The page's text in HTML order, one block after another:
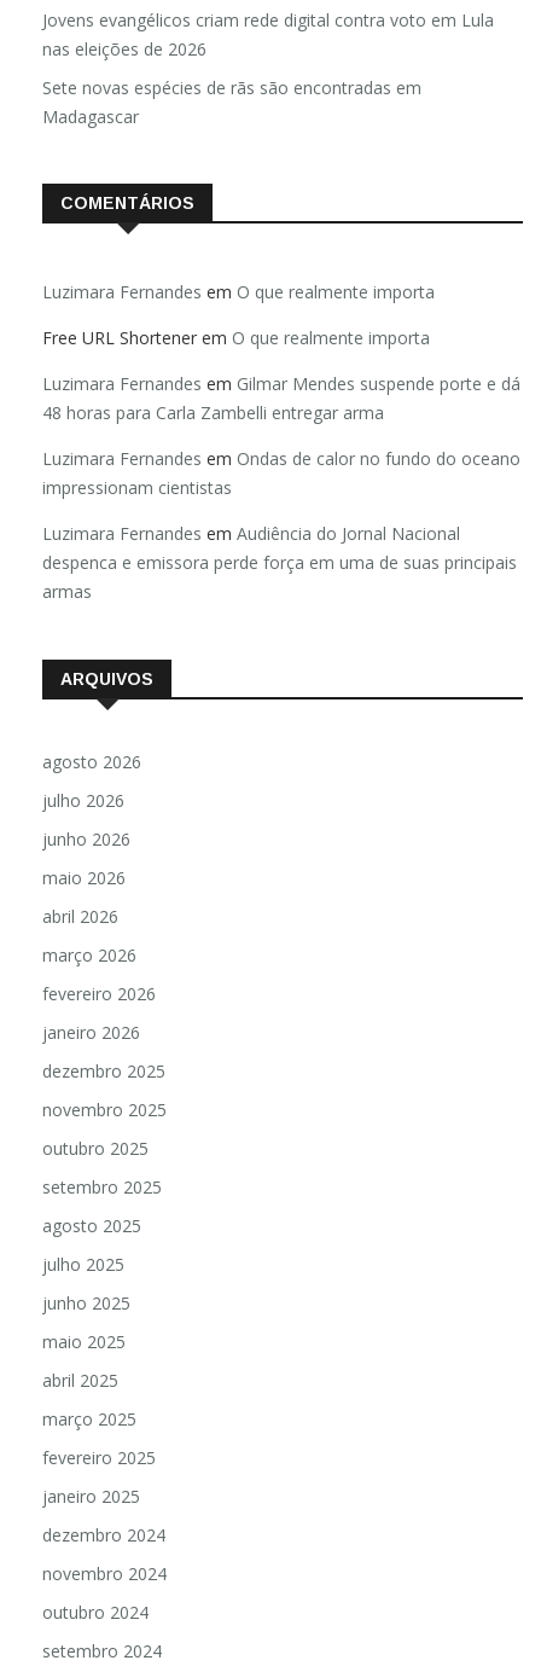
Jovens evangélicos criam rede digital contra voto em Lula
nas eleições de 2026
Sete novas espécies de rãs são encontradas em
Madagascar
COMENTÁRIOS
Luzimara Fernandes em O que realmente importa
Free URL Shortener em O que realmente importa
Luzimara Fernandes em Gilmar Mendes suspende porte e dá
48 horas para Carla Zambelli entregar arma
Luzimara Fernandes em Ondas de calor no fundo do oceano
impressionam cientistas
Luzimara Fernandes em Audiência do Jornal Nacional
despenca e emissora perde força em uma de suas principais
armas
ARQUIVOS
agosto 2026
julho 2026
junho 2026
maio 2026
abril 2026
março 2026
fevereiro 2026
janeiro 2026
dezembro 2025
novembro 2025
outubro 2025
setembro 2025
agosto 2025
julho 2025
junho 2025
maio 2025
abril 2025
março 2025
fevereiro 2025
janeiro 2025
dezembro 2024
novembro 2024
outubro 2024
setembro 2024